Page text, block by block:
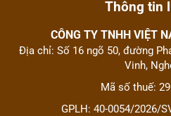
Thông tin
CÔNG TY TNHH VIỆT
Địa chỉ: Số 16 ngõ 50, đường
Vinh,
Mã số thuế:
GPLH: 40-0054/2026/